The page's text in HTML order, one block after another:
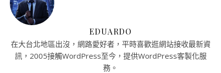
EDUARDO
在大台北地區出沒，網路愛好者，平時喜歡逛網站接收最新資
訊，2005接觸WordPress至今，提供WordPress客製化服
務。